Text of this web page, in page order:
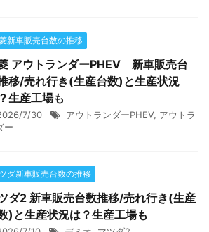
新車販売台数の推移
アウトランダーPHEV 新車販売台
移/売れ行き(生産台数)と生産状況
生産工場も
7/30 アウトランダーPHEV, アウトラ
ー
ダ新車販売台数の推移
ダ2 新車販売台数推移/売れ行き(生産
)と生産状況は？生産工場も